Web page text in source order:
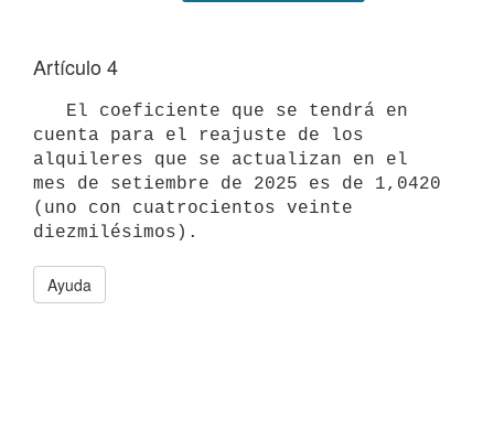
Artículo 4
cuenta para el reajuste de los
alquileres que se actualizan en el
mes de setiembre de 2025 es de 1,0420
(uno con cuatrocientos veinte
Ayuda